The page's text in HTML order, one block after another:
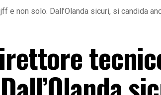
e non solo. Dall’Olanda sicuri, si candida